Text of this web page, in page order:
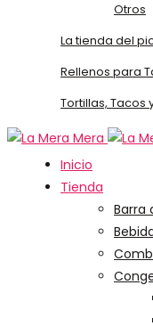
Otros
La tienda del
Rellenos para
Tortillas, Tacos
Inicio
Tienda
Barra